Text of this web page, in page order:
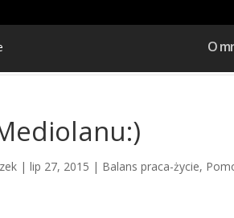
O
| lip 27, 2015 | Balans praca-życie,